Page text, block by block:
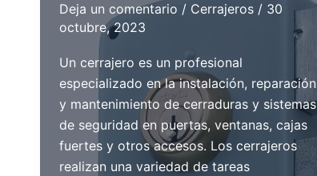
Deja un comentario / Cerrajeros / 30
octubre, 2023
Un cerrajero es un profesional
especializado en la instalación, reparación
y mantenimiento de cerraduras y sistemas
de seguridad en puertas, ventanas, cajas
fuertes y otros accesos. Los cerrajeros
realizan una variedad de tareas